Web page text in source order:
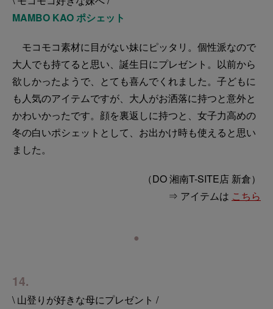
MAMBO KAO ポシェット
モコモコ素材に目がない妹にピッタリ。個性派なので
大人でも持てると思い、誕生日にプレゼント。以前から
欲しかったようで、とても喜んでくれました。子どもに
も人気のアイテムですが、大人がお洒落に持つと意外と
かわいかったです。顔を裏返しに持つと、女子力高めの
冬の白いポシェットとして、お出かけ時も使えると思い
ました。
（DO 湘南T-SITE店 新倉）
⇒ アイテムは こちら
●
14.
\ 山登りが好きな母にプレゼント /